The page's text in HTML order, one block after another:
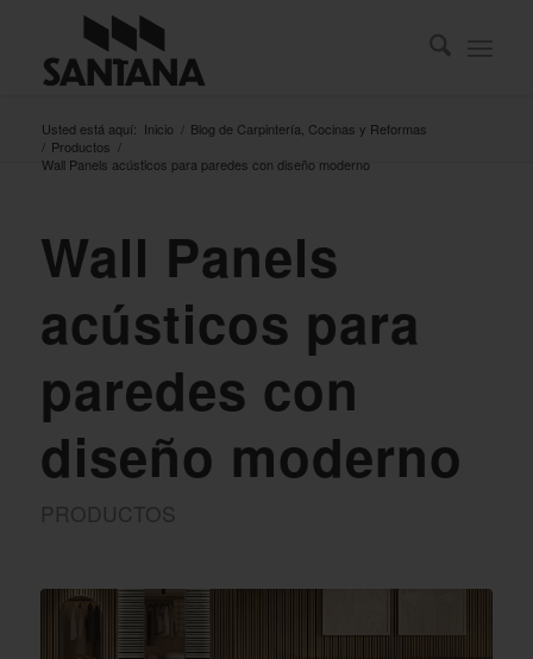
Usted está aquí: Inicio / Blog de Carpintería, Cocinas y Reformas
/ Productos /
Wall Panels acústicos para paredes con diseño moderno
Wall Panels
acústicos para
paredes con
diseño moderno
PRODUCTOS